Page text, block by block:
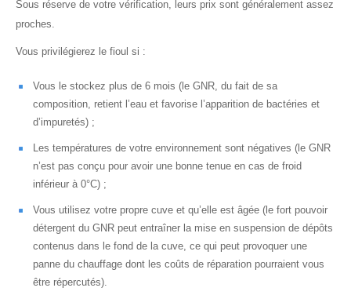
Sous réserve de votre vérification, leurs prix sont généralement assez
proches.
Vous privilégierez le fioul si :
Vous le stockez plus de 6 mois (le GNR, du fait de sa
composition, retient l’eau et favorise l’apparition de bactéries et
d’impuretés) ;
Les températures de votre environnement sont négatives (le GNR
n’est pas conçu pour avoir une bonne tenue en cas de froid
inférieur à 0°C) ;
Vous utilisez votre propre cuve et qu’elle est âgée (le fort pouvoir
détergent du GNR peut entraîner la mise en suspension de dépôts
contenus dans le fond de la cuve, ce qui peut provoquer une
panne du chauffage dont les coûts de réparation pourraient vous
être répercutés).